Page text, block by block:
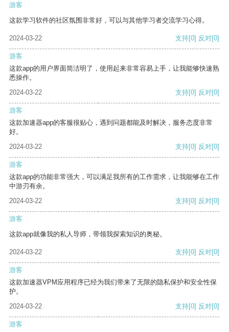
游客
这款学习软件的社区氛围非常好，可以与其他学习者交流学习心得。
2024-03-22 支持[0] 反对[0]
游客
这款app的用户界面简洁明了，使用起来非常容易上手，让我能够快速熟
悉操作。
2024-03-22
支持[0] 反对[0]
游客
这款加速器app的客服很贴心，遇到问题都能及时解决，服务态度非常
好。
2024-03-22
支持[0] 反对[0]
游客
这款app的功能非常强大，可以满足我所有的工作需求，让我能够在工作
中游刃有余。
2024-03-22
支持[0] 反对[0]
游客
这款app就像我的私人导师，带领我探索知识的奥秘。
2024-03-22 支持[0] 反对[0]
游客
这款加速器VPM应用程序已经为我们带来了无限的隐私保护和安全性保
护。
2024-03-22
支持[0] 反对[0]
游客